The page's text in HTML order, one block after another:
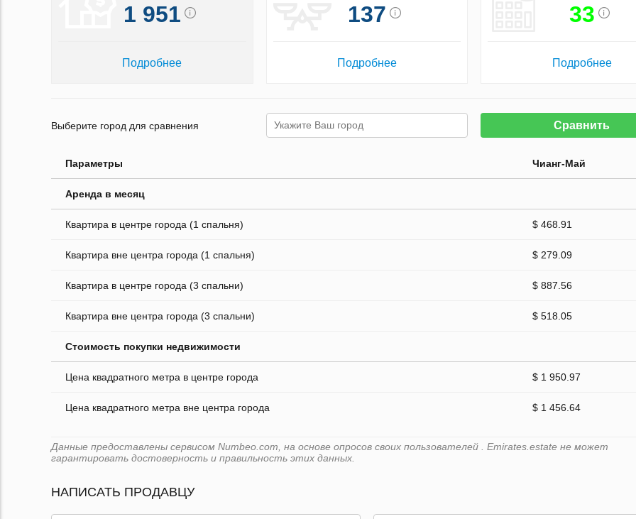
1 951
Подробнее
137
Подробнее
33
Подробнее
Выберите город для сравнения Сравнить
Параметры Чианг-Май
Аренда в месяц
Квартира в центре города (1 спальня) $ 468.91
Квартира вне центра города (1 спальня) $ 279.09
Квартира в центре города (3 спальни) $ 887.56
Квартира вне центра города (3 спальни) $ 518.05
Стоимость покупки недвижимости
Цена квадратного метра в центре города $ 1 950.97
Цена квадратного метра вне центра города $ 1 456.64
Данные предоставлены сервисом Numbeo.com, на основе опросов своих пользователей . Emirates.estate не может
гарантировать достоверность и правильность этих данных.
НАПИСАТЬ ПРОДАВЦУ